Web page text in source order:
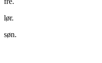
lør.
søn.